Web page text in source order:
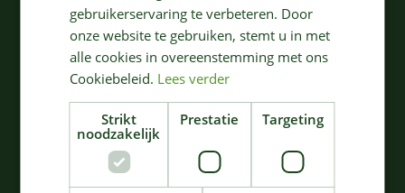
KIJK OOK EENS NAAR:
gebruikerservaring te verbeteren. Door
onze website te gebruiken, stemt u in met
alle cookies in overeenstemming met ons
Cookiebeleid. Lees verder
Strikt
noodzakelijk
Prestatie Targeting